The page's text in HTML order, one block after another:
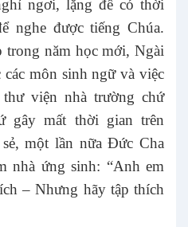
ngơi, lặng để có thời
nghe được tiếng Chúa.
trong năm học mới, Ngài
môn sinh ngữ và việc
viện nhà trường chứ
gây mất thời gian trên
một lần nữa Đức Cha
nhà ứng sinh: “Anh em
– Nhưng hãy tập thích